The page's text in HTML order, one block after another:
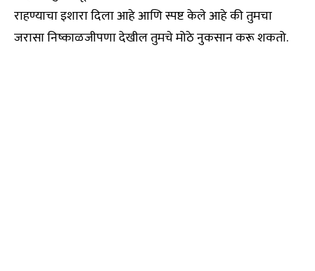
राहण्याचा इशारा दिला आहे आणि स्पष्ट केले आहे की तुमचा
जरासा निष्काळजीपणा देखील तुमचे मोठे नुकसान करू शकतो.